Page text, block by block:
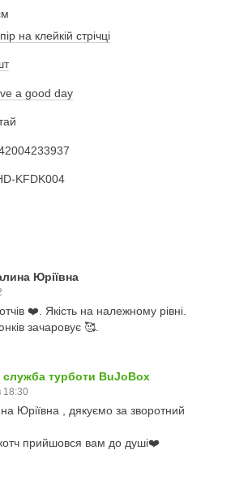
на клейкій стрічці
a good day
KFDK004
Юріївна
❤️. Якість на належному рівні.
зачаровує 🥰.
служба турботи BuJoBox
18:30
Юріївна , дякуємо за зворотний
прийшовся вам до душі❤️